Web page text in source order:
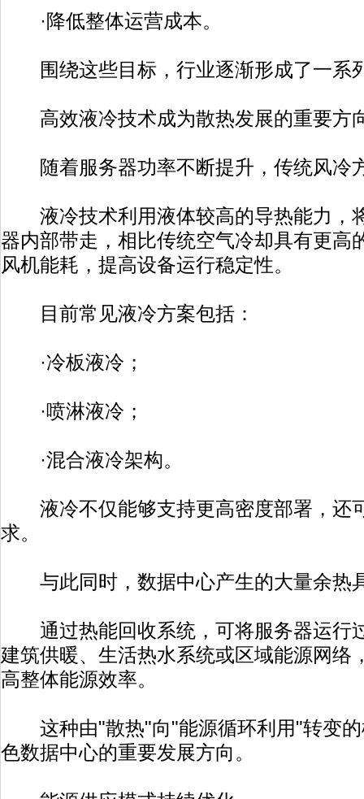
·降低整体运营成本。
围绕这些目标，行业逐渐形成了一系
高效液冷技术成为散热发展的重要方
随着服务器功率不断提升，传统风冷
液冷技术利用液体较高的导热能力，
器内部带走，相比传统空气冷却具有更高
风机能耗，提高设备运行稳定性。
目前常见液冷方案包括：
·冷板液冷；
·喷淋液冷；
·混合液冷架构。
液冷不仅能够支持更高密度部署，还
求。
与此同时，数据中心产生的大量余热
通过热能回收系统，可将服务器运行
建筑供暖、生活热水系统或区域能源网络
高整体能源效率。
这种由"散热"向"能源循环利用"转变的
色数据中心的重要发展方向。